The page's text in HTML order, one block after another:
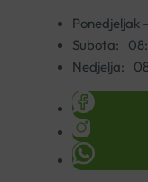
Ponedjeljak
Subota:
Nedjelja: